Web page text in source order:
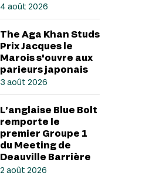
4 août 2026
The Aga Khan Studs
Prix Jacques le
Marois s'ouvre aux
parieurs japonais
3 août 2026
L’anglaise Blue Bolt
remporte le
premier Groupe 1
du Meeting de
Deauville Barrière
2 août 2026